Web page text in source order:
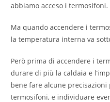
abbiamo acceso i termosifoni.
Ma quando accendere i
la temperatura interna va
Però prima di accendere i
durare di più la caldaia e
bene fare alcune
termosifoni, e individuare